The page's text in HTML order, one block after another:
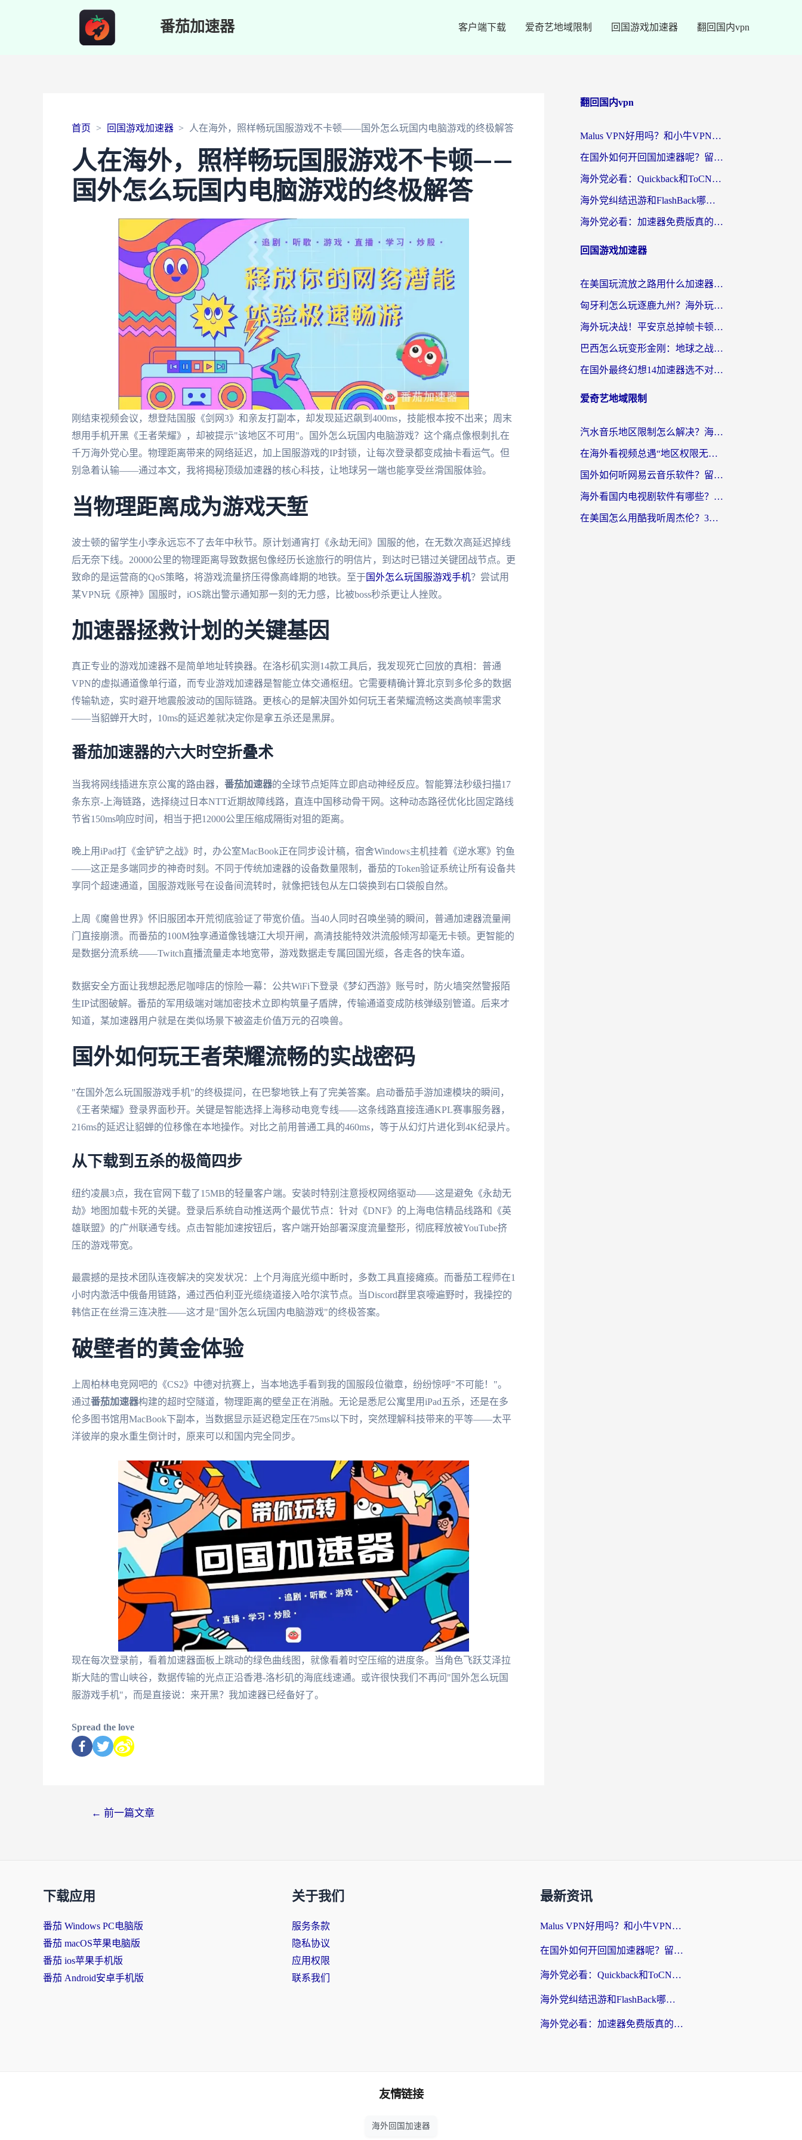
番茄加速器 客户端下载 爱奇艺地域限制 回国游戏加速器 翻回国内vpn
首页 回国游戏加速器 人在海外，照样畅玩国服游戏不卡顿——国外怎么玩国内电脑游戏的终极解答
人在海外，照样畅玩国服游戏不卡顿——
国外怎么玩国内电脑游戏的终极解答
刚结束视频会议，想登陆国服《剑网3》和亲友打副本，却发现延迟飙到400ms，技能根本按不出来；周末
想用手机开黑《王者荣耀》，却被提示"该地区不可用"。国外怎么玩国内电脑游戏？这个痛点像根刺扎在
千万海外党心里。物理距离带来的网络延迟，加上国服游戏的IP封锁，让每次登录都变成抽卡看运气。但
别急着认输——通过本文，我将揭秘顶级加速器的核心科技，让地球另一端也能享受丝滑国服体验。
当物理距离成为游戏天堑
波士顿的留学生小李永远忘不了去年中秋节。原计划通宵打《永劫无间》国服的他，在无数次高延迟掉线
后无奈下线。20000公里的物理距离导致数据包像经历长途旅行的明信片，到达时已错过关键团战节点。更
致命的是运营商的QoS策略，将游戏流量挤压得像高峰期的地铁。至于 国外怎么玩国服游戏手机？尝试用
某VPN玩《原神》国服时，iOS跳出警示通知那一刻的无力感，比被boss秒杀更让人挫败。
加速器拯救计划的关键基因
真正专业的游戏加速器不是简单地址转换器。在洛杉矶实测14款工具后，我发现死亡回放的真相：普通
VPN的虚拟通道像单行道，而专业游戏加速器是智能立体交通枢纽。它需要精确计算北京到多伦多的数据
传输轨迹，实时避开地震般波动的国际链路。更核心的是解决国外如何玩王者荣耀流畅这类高帧率需求
——当貂蝉开大时，10ms的延迟差就决定你是拿五杀还是黑屏。
番茄加速器的六大时空折叠术
当我将网线插进东京公寓的路由器， 番茄加速器的全球节点矩阵立即启动神经反应。智能算法秒级扫描17
条东京-上海链路，选择绕过日本NTT近期故障线路，直连中国移动骨干网。这种动态路径优化比固定路线
节省150ms响应时间，相当于把12000公里压缩成隔街对狙的距离。
晚上用iPad打《金铲铲之战》时，办公室MacBook正在同步设计稿，宿舍Windows主机挂着《逆水寒》钓鱼
——这正是多端同步的神奇时刻。不同于传统加速器的设备数量限制，番茄的Token验证系统让所有设备共
享同个超速通道，国服游戏账号在设备间流转时，就像把钱包从左口袋换到右口袋般自然。
上周《魔兽世界》怀旧服团本开荒彻底验证了带宽价值。当40人同时召唤坐骑的瞬间，普通加速器流量闸
门直接崩溃。而番茄的100M独享通道像钱塘江大坝开闸，高清技能特效洪流般倾泻却毫无卡顿。更智能的
是数据分流系统——Twitch直播流量走本地宽带，游戏数据走专属回国光缆，各走各的快车道。
数据安全方面让我想起悉尼咖啡店的惊险一幕：公共WiFi下登录《梦幻西游》账号时，防火墙突然警报陌
生IP试图破解。番茄的军用级端对端加密技术立即构筑量子盾牌，传输通道变成防核弹级别管道。后来才
知道，某加速器用户就是在类似场景下被盗走价值万元的召唤兽。
国外如何玩王者荣耀流畅的实战密码
"在国外怎么玩国服游戏手机"的终极提问，在巴黎地铁上有了完美答案。启动番茄手游加速模块的瞬间，
《王者荣耀》登录界面秒开。关键是智能选择上海移动电竞专线——这条线路直接连通KPL赛事服务器，
216ms的延迟让貂蝉的位移像在本地操作。对比之前用普通工具的460ms，等于从幻灯片进化到4K纪录片。
从下载到五杀的极简四步
纽约凌晨3点，我在官网下载了15MB的轻量客户端。安装时特别注意授权网络驱动——这是避免《永劫无
劫》地图加载卡死的关键。登录后系统自动推送两个最优节点：针对《DNF》的上海电信精品线路和《英
雄联盟》的广州联通专线。点击智能加速按钮后，客户端开始部署深度流量整形，彻底释放被YouTube挤
压的游戏带宽。
最震撼的是技术团队连夜解决的突发状况：上个月海底光缆中断时，多数工具直接瘫痪。而番茄工程师在1
小时内激活中俄备用链路，通过西伯利亚光缆绕道接入哈尔滨节点。当Discord群里哀嚎遍野时，我操控的
韩信正在丝滑三连决胜——这才是"国外怎么玩国内电脑游戏"的终极答案。
破壁者的黄金体验
上周柏林电竞网吧的《CS2》中德对抗赛上，当本地选手看到我的国服段位徽章，纷纷惊呼"不可能！"。
通过番茄加速器构建的超时空隧道，物理距离的壁垒正在消融。无论是悉尼公寓里用iPad五杀，还是在多
伦多图书馆用MacBook下副本，当数据显示延迟稳定压在75ms以下时，突然理解科技带来的平等——太平
洋彼岸的泉水重生倒计时，原来可以和国内完全同步。
现在每次登录前，看着加速器面板上跳动的绿色曲线图，就像看着时空压缩的进度条。当角色飞跃艾泽拉
斯大陆的雪山峡谷，数据传输的光点正沿香港-洛杉矶的海底线速通。或许很快我们不再问"国外怎么玩国
服游戏手机"，而是直接说：来开黑？我加速器已经备好了。
Spread the love
← 前一篇文章
翻回国内vpn
Malus VPN好用吗？和小牛VPN对比哪个回国效果更好？海外党亲测实用指南
在国外如何开回国加速器呢？留学生亲测的无缝访问国内资源指南
海外党必看：Quickback和ToCN好用吗？3分钟选对回国加速器的实用指南
海外党纠结迅游和FlashBack哪个好？2026实用指南教你选对回国加速器
海外党必看：加速器免费版真的能解决回国访问难题吗？附实用选择指南
回国游戏加速器
在美国玩流放之路用什么加速器？海外党国服游戏不卡顿的终极攻略
匈牙利怎么玩逐鹿九州？海外玩家国服游戏加速器终极指南（附永劫无间荣耀新三国解决方案）
海外玩决战！平安京总掉帧卡顿？用什么加速器比较好？实测指南来了
巴西怎么玩变形金刚：地球之战？海外玩家国服游戏加速终极指南（附新诛仙延迟密室逃脱18解决办法）
在国外最终幻想14加速器选不对？海外玩家的国服游戏加速避坑指南
爱奇艺地域限制
汽水音乐地区限制怎么解决？海外听国内音乐的实用指南来了
在海外看视频总遇“地区权限无法观看”？这篇攻略帮你轻松解锁国内影视动漫
国外如何听网易云音乐软件？留学生亲测有效的回国加速方案
海外看国内电视剧软件有哪些？海外党专属追剧指南来了
在美国怎么用酷我听周杰伦？3步解决海外听歌地域限制，附QQ音乐网易云通用技巧
下载应用
番茄 Windows PC电脑版
番茄 macOS苹果电脑版
番茄 ios苹果手机版
番茄 Android安卓手机版
关于我们
服务条款
隐私协议
应用权限
联系我们
最新资讯
Malus VPN好用吗？和小牛VPN对比哪个回国效果更好？海外党亲测实用指南
在国外如何开回国加速器呢？留学生亲测的无缝访问国内资源指南
海外党必看：Quickback和ToCN好用吗？3分钟选对回国加速器的实用指南
海外党纠结迅游和FlashBack哪个好？2026实用指南教你选对回国加速器
海外党必看：加速器免费版真的能解决回国访问难题吗？附实用选择指南
友情链接
海外回国加速器